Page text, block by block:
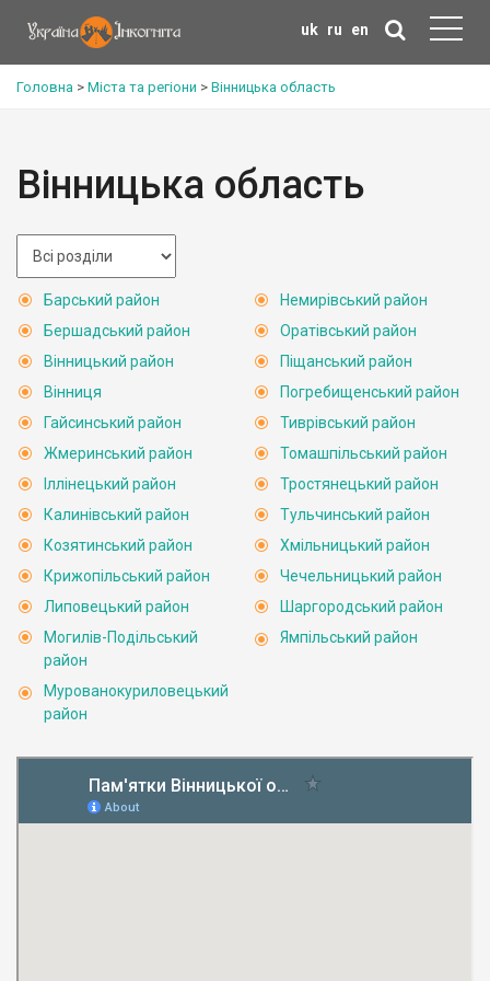
uk ru en
Головна > Міста та регіони > Вінницька область
Вінницька область
Барський район
Бершадський район
Вінницький район
Вінниця
Гайсинський район
Жмеринський район
Іллінецький район
Калинівський район
Козятинський район
Крижопільський район
Липовецький район
Могилів-Подільський
район
Мурованокуриловецький
район
Немирівський район
Оратівський район
Піщанський район
Погребищенський район
Тиврівський район
Томашпільський район
Тростянецький район
Тульчинський район
Хмільницький район
Чечельницький район
Шаргородський район
Ямпільський район